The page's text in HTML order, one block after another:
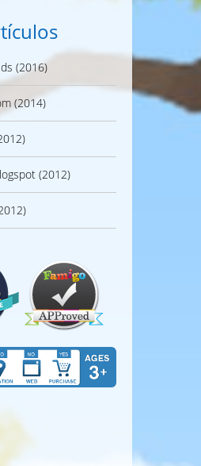
(2016)
(2014)
(2012)